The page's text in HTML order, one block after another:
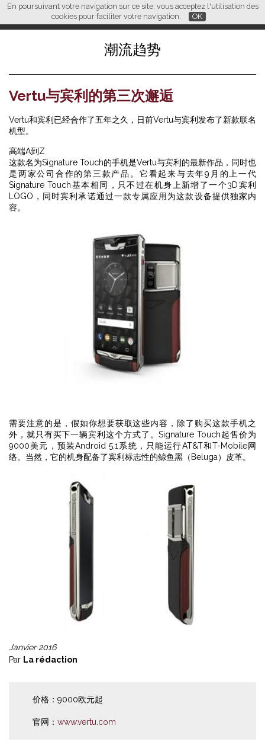
En poursuivant votre navigation sur ce site, vous acceptez l'utilisation des
cookies pour faciliter votre navigation.
OK
FR EN CN
L M
潮流趋势
Vertu与宾利的第三次邂逅
Vertu和宾利已经合作了五年之久，日前Vertu与宾利发布了新款联名
机型。
高端A到Z
这款名为Signature Touch的手机是Vertu与宾利的最新作品，同时也
是两家公司合作的第三款产品。它看起来与去年9月的上一代
Signature Touch基本相同，只不过在机身上新增了一个3D宾利
LOGO，同时宾利承诺通过一款专属应用为这款设备提供独家内
容。
需要注意的是，假如你想要获取这些内容，除了购买这款手机之
外，就只有买下一辆宾利这个方式了。Signature Touch起售价为
9000美元，预装Android 5.1系统，只能运行AT&T和T-Mobile网
络。当然，它的机身配备了宾利标志性的鲸鱼黑（Beluga）皮革。
Janvier 2016
Par La rédaction
价格：9000欧元起
官网： www.vertu.com